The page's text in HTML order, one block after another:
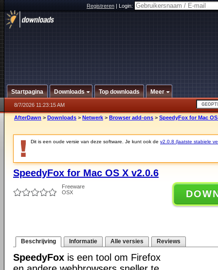
Registreren|Login:
Startpagina Downloads Top downloads Meer
8/7/2026 11:23:15 AM
AfterDawn > Downloads > Netwerk > Browser add-ons > SpeedyFox for Mac OS
Dit is een oude versie van deze software. Je kunt ook de v2.0.8 (laatste stabiele
SpeedyFox for Mac OS X v2.0.6
Freeware
OSX
Beschrijving Informatie Alle versies Reviews
SpeedyFox is een tool om Firefox